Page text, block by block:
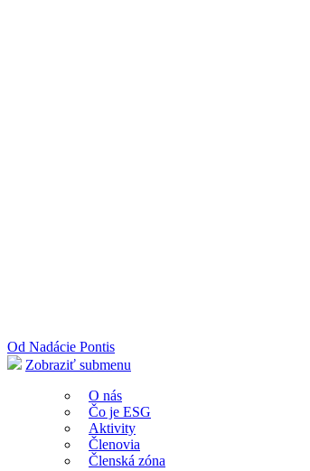
Od Nadácie Pontis
Zobraziť submenu
O nás
Čo je ESG
Aktivity
Členovia
Členská zóna